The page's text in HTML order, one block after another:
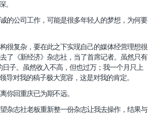
。
的公司工作，可能是很多年轻人的梦想，为何要
很复杂，要在此之下实现自己的媒体经营理想很
了《新经济》杂志社，当了首席记者。虽然只有
子。虽然收入不高，但也过万；我一个月只上
导对我的稿子极大宽容，这是对我的肯定。
你回重庆已为期不远。
杂志社老板重新整一份杂志让我去操作，结果与